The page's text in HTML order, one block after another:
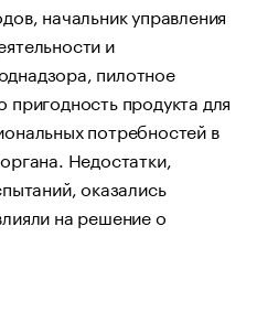
начальник управления
и
пилотное
продукта для
потребностей в
Недостатки,
оказались
на решение о